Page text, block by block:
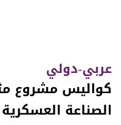
عربي-دولي
كواليس مشروع
الصناعة العسكرية